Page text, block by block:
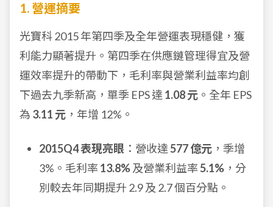
1. 營運摘要
光寶科 2015 年第四季及全年營運表現穩健，獲
利能力顯著提升。第四季在供應鏈管理得宜及營
運效率提升的帶動下，毛利率與營業利益率均創
下過去九季新高，單季 EPS 達 1.08 元 。全年 EPS
為 3.11 元 ，年增 12%。
2015Q4 表現亮眼 ：營收達577 億元 ，季增
3%。毛利率 13.8%及營業利益率5.1% ，分
別較去年同期提升 2.9 及 2.7 個百分點。